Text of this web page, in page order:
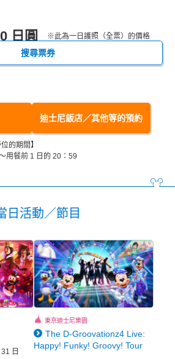
日圓 ※此為一日護照（全票）的價格
搜尋票券
迪士尼飯店／其他等的預約
的期間】
用餐前 1 日的 20：59
日活動／節目
日
東京迪士尼樂園
The D-Groovationz4 Live:
Happy! Funky! Groovy! Tour